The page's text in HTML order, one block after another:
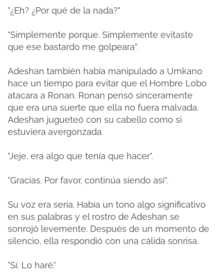
"¿Eh? ¿Por qué de la nada?"
"Simplemente porque. Simplemente evitaste
que ese bastardo me golpeara”.
Adeshan también había manipulado a Umkano
hace un tiempo para evitar que el Hombre Lobo
atacara a Ronan. Ronan pensó sinceramente
que era una suerte que ella no fuera malvada.
Adeshan jugueteó con su cabello como si
estuviera avergonzada.
"Jeje, era algo que tenía que hacer".
"Gracias. Por favor, continúa siendo así”.
Su voz era seria. Había un tono algo significativo
en sus palabras y el rostro de Adeshan se
sonrojó levemente. Después de un momento de
silencio, ella respondió con una cálida sonrisa.
"Sí. Lo haré."